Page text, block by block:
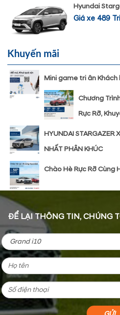
Hyundai
Giá xe 489
Khuyến mãi
Mini game tri ân
Chương
Rực Rỡ,
HYUNDAI STARGAZER
NHẤT PHÂN KHÚC
Chào Hè Rực Rỡ Cùng
ĐỂ LẠI THÔNG TIN, CHÚNG